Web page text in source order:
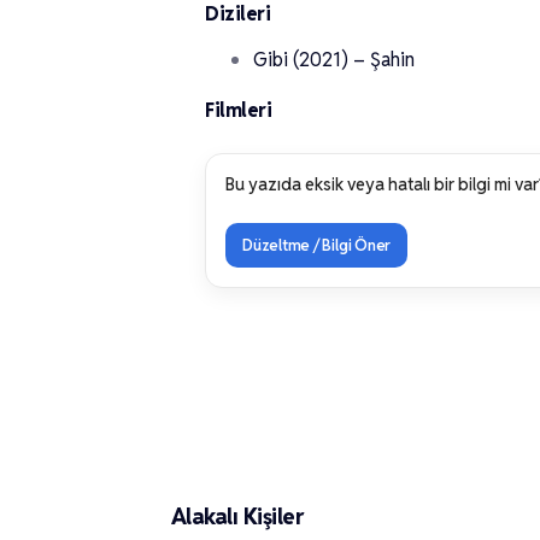
Dizileri
Gibi (2021) – Şahin
Filmleri
Bu yazıda eksik veya hatalı bir bilgi mi
Düzeltme / Bilgi Öner
Alakalı Kişiler